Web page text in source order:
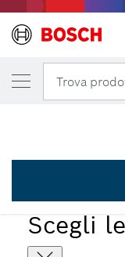
Trova
Scegli
LA TUA VARIANTE
Feltro di
2 608 613 016